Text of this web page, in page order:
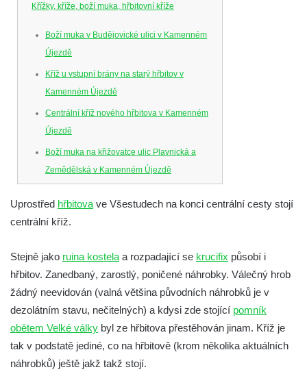
Křížky, kříže, boží muka, hřbitovní kříže
Boží muka v Budějovické ulici v Kamenném
Újezdě
Kříž u vstupní brány na starý hřbitov v
Kamenném Újezdě
Centrální kříž nového hřbitova v Kamenném
Újezdě
Boží muka na křižovatce ulic Plavnická a
Zemědělská v Kamenném Újezdě
v Kamenném Újezdě
Kříž v Dělnické ulici v Kamenném Újezdě
Boží muka na křižovatce ulic Latrán a K
Malší ve Velešíně
Centrální kříž hřbitova ve Velešíně
Kříž u kostela svatého Václava ve Velešíně
Kříž u brány na hřbitov ve Velešíně
Uprostřed hřbitova ve Všestudech na konci centrální cesty stojí
centrální kříž.
Stejně jako ruina kostela a rozpadající se krucifix působí i
hřbitov. Zanedbaný, zarostlý, poničené náhrobky. Válečný hrob
žádný neevidován (valná většina původních náhrobků je v
dezolátním stavu, nečitelných) a kdysi zde stojící pomník
obětem Velké války byl ze hřbitova přestěhován jinam. Kříž je
tak v podstatě jediné, co na hřbitově (krom několika aktuálních
náhrobků) ještě jakž takž stojí.